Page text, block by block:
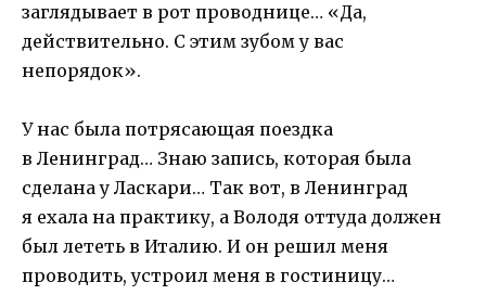
заглядывает в рот проводнице… «Да,
действительно. С этим зубом у вас
непорядок».
У нас была потрясающая поездка
в Ленинград… Знаю запись, которая была
сделана у Ласкари… Так вот, в Ленинград
я ехала на практику, а Володя оттуда должен
был лететь в Италию. И он решил меня
проводить, устроил меня в гостиницу…